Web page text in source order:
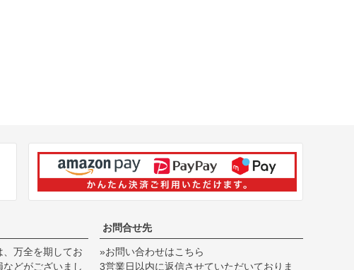
万全を期してお
などがございまし
お問合せ先
»お問い合わせはこちら
3営業日以内に返信させていただいておりま